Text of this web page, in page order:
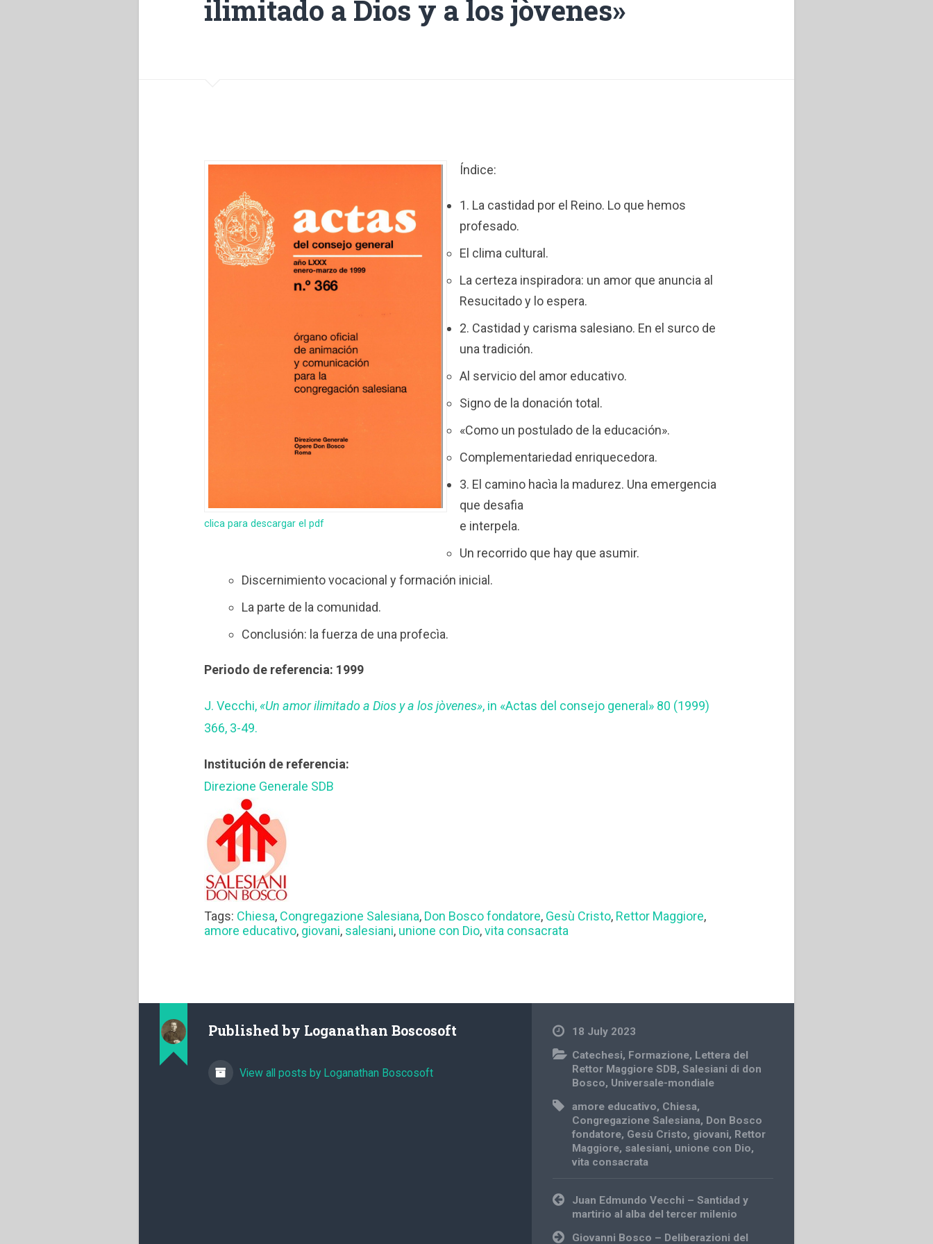
ilimitado a Dios y a los jòvenes»
clica para descargar el pdf
Índice:
1. La castidad por el Reino. Lo que hemos
profesado.
El clima cultural.
La certeza inspiradora: un amor que anuncia al
Resucitado y lo espera.
2. Castidad y carisma salesiano. En el surco de
una tradición.
Al servicio del amor educativo.
Signo de la donación total.
«Como un postulado de la educación».
Complementariedad enriquecedora.
3. El camino hacìa la madurez. Una emergencia
que desafia
e interpela.
Un recorrido que hay que asumir.
Discernimiento vocacional y formación inicial.
La parte de la comunidad.
Conclusión: la fuerza de una profecìa.
Periodo de referencia: 1999
J. Vecchi, «Un amor ilimitado a Dios y a los jòvenes», in «Actas del consejo general» 80 (1999)
366, 3-49.
Institución de referencia:
Direzione Generale SDB
Tags: Chiesa, Congregazione Salesiana, Don Bosco fondatore, Gesù Cristo, Rettor Maggiore,
amore educativo, giovani, salesiani, unione con Dio,vita consacrata
Published by Loganathan Boscosoft
View all posts by Loganathan Boscosoft
18 July 2023
Catechesi, Formazione, Lettera del
Rettor Maggiore SDB,Salesiani di don
Bosco, Universale-mondiale
amore educativo, Chiesa,
Congregazione Salesiana, Don Bosco
fondatore, Gesù Cristo, giovani, Rettor
Maggiore, salesiani, unione con Dio,
vita consacrata
Post
navigation
Juan Edmundo Vecchi – Santidad y
martirio al alba del tercer milenio
Giovanni Bosco – Deliberazioni del